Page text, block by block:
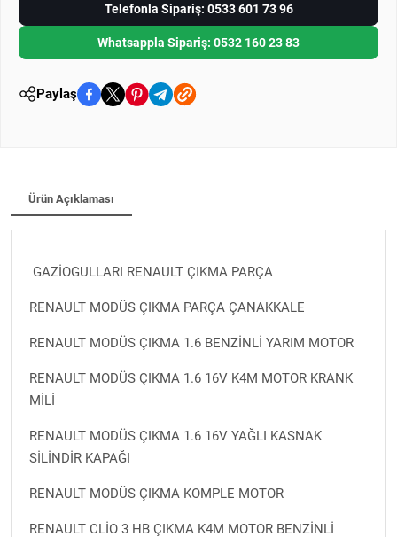
Telefonla Sipariş: 0533 601 73 96
Whatsappla Sipariş: 0532 160 23 83
Paylaş
Ürün Açıklaması
GAZİOGULLARI RENAULT ÇIKMA PARÇA
RENAULT MODÜS ÇIKMA PARÇA ÇANAKKALE
RENAULT MODÜS ÇIKMA 1.6 BENZİNLİ YARIM MOTOR
RENAULT MODÜS ÇIKMA 1.6 16V K4M MOTOR KRANK
MİLİ
RENAULT MODÜS ÇIKMA 1.6 16V YAĞLI KASNAK
SİLİNDİR KAPAĞI
RENAULT MODÜS ÇIKMA KOMPLE MOTOR
RENAULT CLİO 3 HB ÇIKMA K4M MOTOR BENZİNLİ